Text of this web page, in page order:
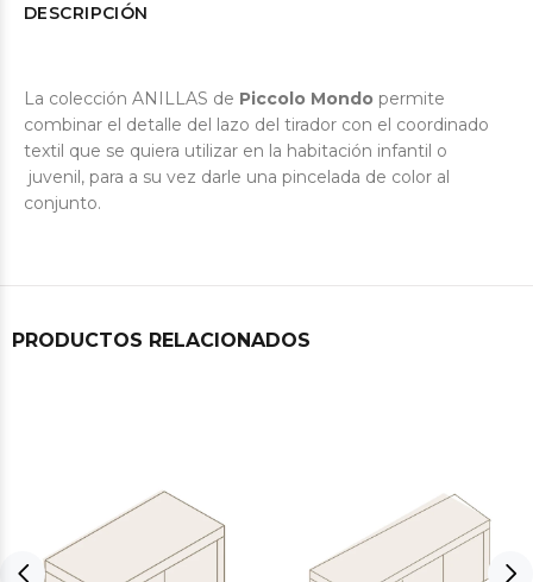
DESCRIPCIÓN
La colección ANILLAS de Piccolo Mondo permite
combinar el detalle del lazo del tirador con el coordinado
textil que se quiera utilizar en la habitación infantil o
juvenil, para a su vez darle una pincelada de color al
conjunto.
PRODUCTOS RELACIONADOS